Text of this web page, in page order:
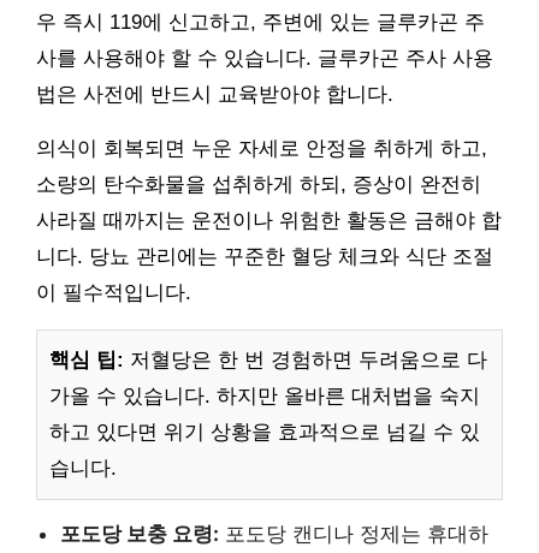
우 즉시 119에 신고하고, 주변에 있는 글루카곤 주
사를 사용해야 할 수 있습니다. 글루카곤 주사 사용
법은 사전에 반드시 교육받아야 합니다.
의식이 회복되면 누운 자세로 안정을 취하게 하고,
소량의 탄수화물을 섭취하게 하되, 증상이 완전히
사라질 때까지는 운전이나 위험한 활동은 금해야 합
니다. 당뇨 관리에는 꾸준한 혈당 체크와 식단 조절
이 필수적입니다.
핵심 팁: 저혈당은 한 번 경험하면 두려움으로 다
가올 수 있습니다. 하지만 올바른 대처법을 숙지
하고 있다면 위기 상황을 효과적으로 넘길 수 있
습니다.
포도당 보충 요령: 포도당 캔디나 정제는 휴대하